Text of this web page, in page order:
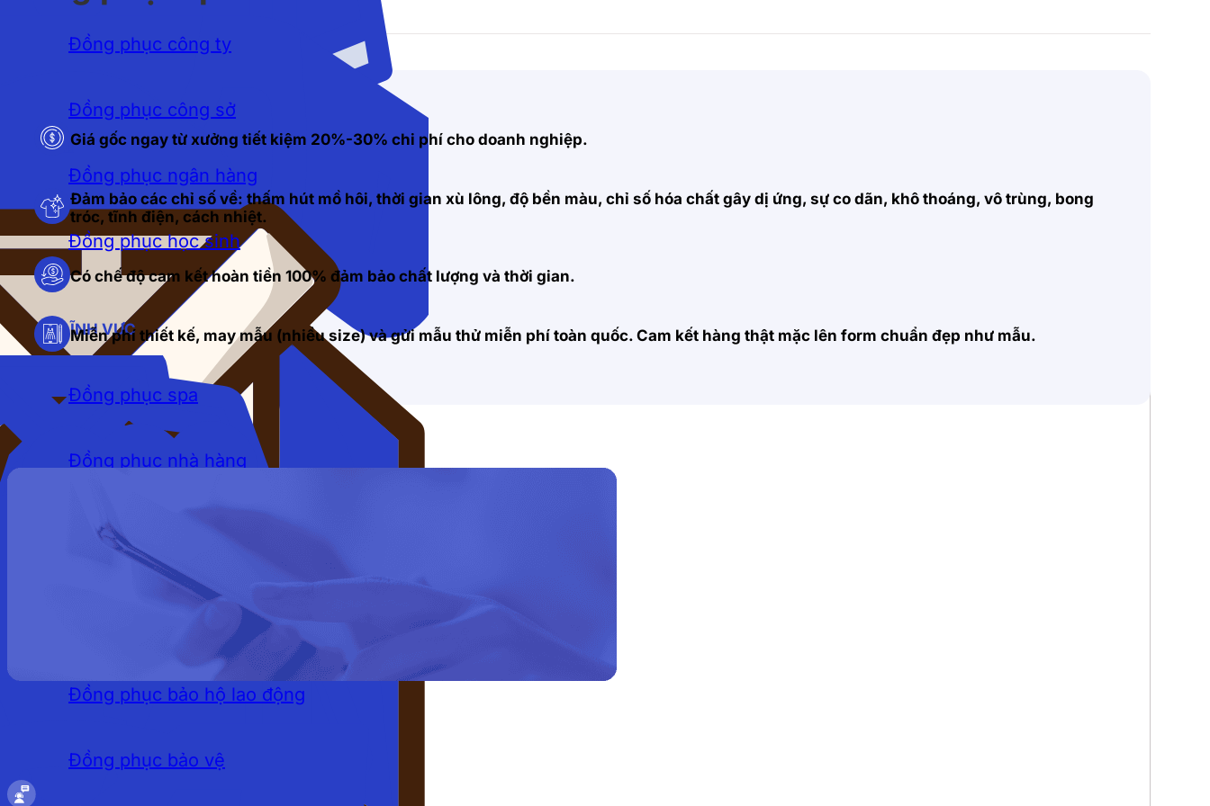
Đồng phục công ty
Đồng phục công sở
Đồng phục ngân hàng
Đồng phục học sinh
LĨNH VỰC
Đồng phục spa
Đồng phục nhà hàng
Đồng phục khách sạn
Đồng phục quán cafe
Đồng phục bảo hộ lao động
Đồng phục bảo vệ
Giá gốc ngay từ xưởng tiết kiệm 20%-30% chi phí cho doanh nghiệp.
Đảm bảo các chỉ số về: thấm hút mồ hôi, thời gian xù lông, độ bền màu, chỉ số hóa chất gây dị ứng, sự co dãn, khô thoáng, vô trùng, bong
tróc, tĩnh điện, cách nhiệt.
Có chế độ cam kết hoàn tiền 100% đảm bảo chất lượng và thời gian.
Miễn phí thiết kế, may mẫu (nhiều size) và gửi mẫu thử miễn phí toàn quốc. Cam kết hàng thật mặc lên form chuẩn đẹp như mẫu.